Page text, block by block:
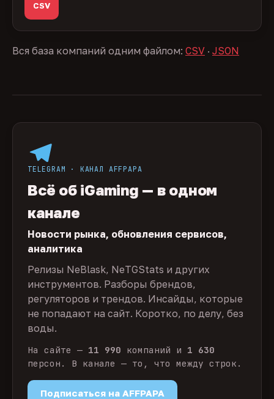
CSV
Вся база компаний одним файлом: CSV · JSON
TELEGRAM · КАНАЛ AFFPAPA
Всё об iGaming — в одном
канале
Новости рынка, обновления сервисов,
аналитика
Релизы NeBlask, NeTGStats и других
инструментов. Разборы брендов,
регуляторов и трендов. Инсайды, которые
не попадают на сайт. Коротко, по делу, без
воды.
На сайте — 11 990 компаний и 1 630
персон. В канале — то, что между строк.
Подписаться на AFFPAPA